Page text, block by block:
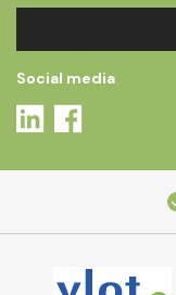
Social media